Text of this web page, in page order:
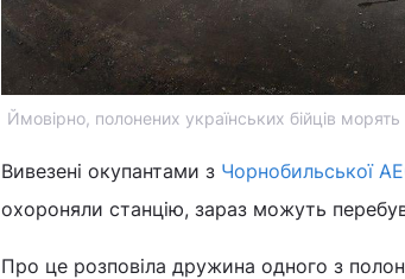
Ймовірно, полонених українських бійців
Вивезені окупантами з Чорнобильської
охороняли станцію, зараз можуть
Про це розповіла дружина одного з